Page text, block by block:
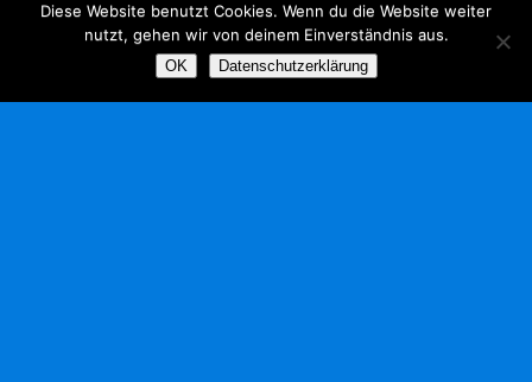
Diese Website benutzt Cookies. Wenn du die Website weiter
nutzt, gehen wir von deinem Einverständnis aus.
OK Datenschutzerklärung